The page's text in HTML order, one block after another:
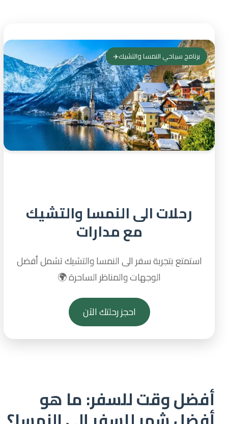
برنامج سياحي النمسا والتشيك✈️
رحلات الى النمسا والتشيك
مع مدارات
استمتع بتجربة سفر الى النمسا والتشيك تشمل أفضل
الوجهات والمناظر الساحرة 🌍
احجز رحلتك الآن
أفضل وقت للسفر: ما هو